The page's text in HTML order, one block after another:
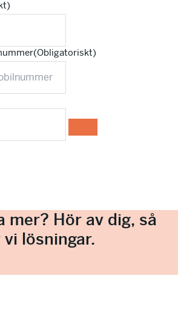
(Obligatoriskt)
mer? Hör av dig, så
lösningar.